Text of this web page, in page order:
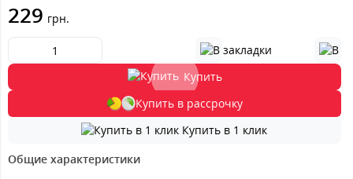
229 грн.
Купить
Купить в рассрочку
Купить в 1 клик
Общие характеристики